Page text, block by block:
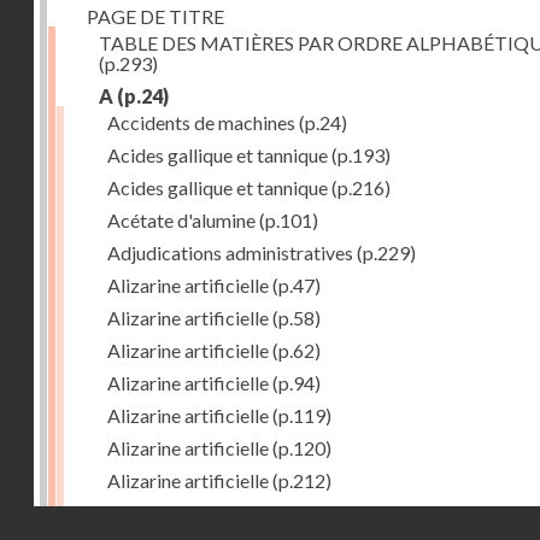
PAGE DE TITRE
TABLE DES MATIÈRES PAR ORDRE
(p.293)
A (p.24)
Accidents de machines (p.24)
Acides gallique et tannique(p.193)
Acides gallique et tannique(p.216)
Acétate d'alumine(p.101)
Adjudications administratives (p.229)
Alizarine artificielle(p.47)
Alizarine artificielle(p.58)
Alizarine artificielle(p.62)
Alizarine artificielle(p.94)
Alizarine artificielle(p.119)
Alizarine artificielle(p.120)
Alizarine artificielle(p.212)
Alizarine artificielle(p.256)